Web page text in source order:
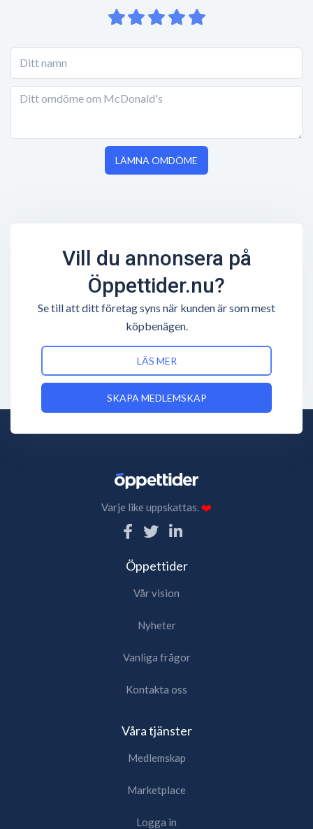
LÄMNA OMDÖME
Vill du annonsera på
Öppettider.nu?
Se till att ditt företag syns när kunden är som mest
köpbenägen.
LÄS MER
SKAPA MEDLEMSKAP
Varje like uppskattas.❤️
Öppettider
Vår vision
Nyheter
Vanliga frågor
Kontakta oss
Våra tjänster
Medlemskap
Marketplace
Logga in